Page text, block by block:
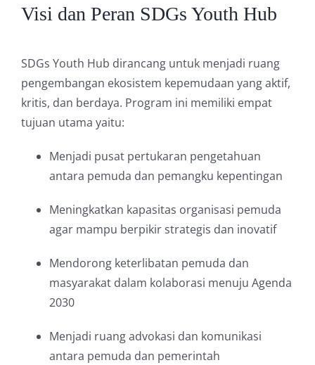
Visi dan Peran SDGs Youth Hub
SDGs Youth Hub dirancang untuk menjadi ruang
pengembangan ekosistem kepemudaan yang aktif,
kritis, dan berdaya. Program ini memiliki empat
tujuan utama yaitu:
Menjadi pusat pertukaran pengetahuan
antara pemuda dan pemangku kepentingan
Meningkatkan kapasitas organisasi pemuda
agar mampu berpikir strategis dan inovatif
Mendorong keterlibatan pemuda dan
masyarakat dalam kolaborasi menuju Agenda
2030
Menjadi ruang advokasi dan komunikasi
antara pemuda dan pemerintah